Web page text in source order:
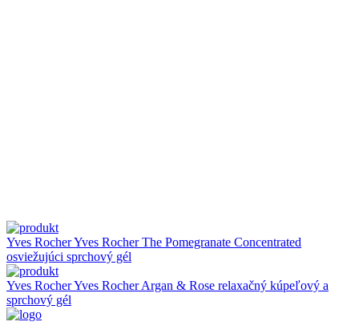
Yves RocherYves Rocher The Pomegranate Concentrated
osviežujúci sprchový gél
Yves RocherYves Rocher Argan & Rose relaxačný kúpeľový a
sprchový gél